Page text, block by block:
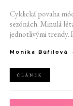
Cyklická povaha
sezónách. Minulá
jednotlivými trendy.
odpůrce. Teď se však
Monika Búřilová -
ČLÁNEK